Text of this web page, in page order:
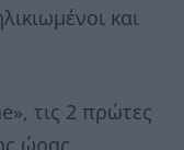
και
τις 2 πρώτες